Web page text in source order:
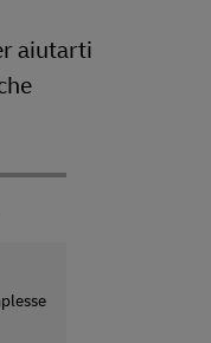
aiutarti